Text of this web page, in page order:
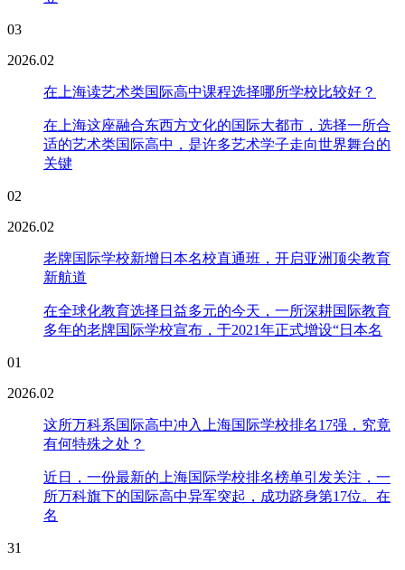
03
2026.02
在上海读艺术类国际高中课程选择哪所学校比较好？
在上海这座融合东西方文化的国际大都市，选择一所合
适的艺术类国际高中，是许多艺术学子走向世界舞台的
关键
02
2026.02
老牌国际学校新增日本名校直通班，开启亚洲顶尖教育
新航道
在全球化教育选择日益多元的今天，一所深耕国际教育
多年的老牌国际学校宣布，于2021年正式增设“日本名
01
2026.02
这所万科系国际高中冲入上海国际学校排名17强，究竟
有何特殊之处？
近日，一份最新的上海国际学校排名榜单引发关注，一
所万科旗下的国际高中异军突起，成功跻身第17位。在
名
31